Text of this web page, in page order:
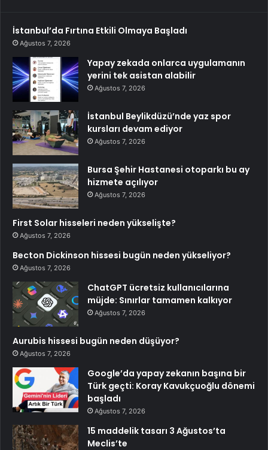
İstanbul’da Fırtına Etkili Olmaya Başladı
Ağustos 7, 2026
Yapay zekada onlarca uygulamanın
yerini tek asistan alabilir
Ağustos 7, 2026
İstanbul Beylikdüzü’nde yaz spor
kursları devam ediyor
Ağustos 7, 2026
Bursa Şehir Hastanesi otoparkı bu ay
hizmete açılıyor
Ağustos 7, 2026
First Solar hisseleri neden yükselişte?
Ağustos 7, 2026
Becton Dickinson hissesi bugün neden yükseliyor?
Ağustos 7, 2026
ChatGPT ücretsiz kullanıcılarına
müjde: Sınırlar tamamen kalkıyor
Ağustos 7, 2026
Aurubis hissesi bugün neden düşüyor?
Ağustos 7, 2026
Google’da yapay zekanın başına bir
Türk geçti: Koray Kavukçuoğlu dönemi
başladı
Ağustos 7, 2026
15 maddelik tasarı 3 Ağustos’ta
Meclis’te